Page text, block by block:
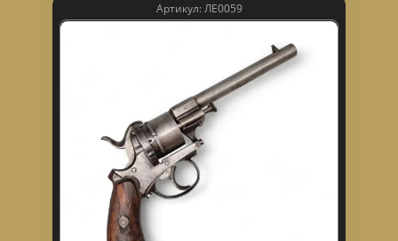
Артикул: ЛЕ0059